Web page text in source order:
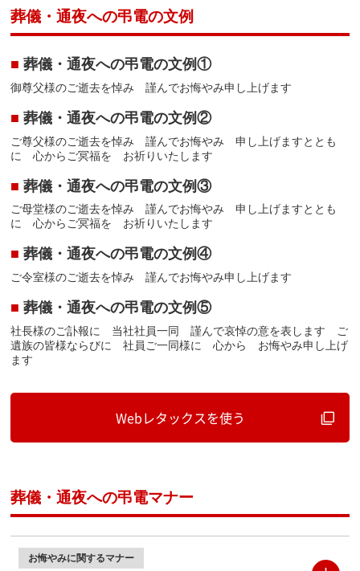
葬儀・通夜への弔電の文例
■ 葬儀・通夜への弔電の文例①
御尊父様のご逝去を悼み 謹んでお悔やみ申し上げます
■ 葬儀・通夜への弔電の文例②
ご尊父様のご逝去を悼み 謹んでお悔やみ 申し上げますととも
に 心からご冥福を お祈りいたします
■ 葬儀・通夜への弔電の文例③
ご母堂様のご逝去を悼み 謹んでお悔やみ 申し上げますととも
に 心からご冥福を お祈りいたします
■ 葬儀・通夜への弔電の文例④
ご令室様のご逝去を悼み 謹んでお悔やみ申し上げます
■ 葬儀・通夜への弔電の文例⑤
社長様のご訃報に 当社社員一同 謹んで哀悼の意を表します ご
遺族の皆様ならびに 社員ご一同様に 心から お悔やみ申し上げ
ます
Webレタックスを使う
葬儀・通夜への弔電マナー
お悔やみに関するマナー